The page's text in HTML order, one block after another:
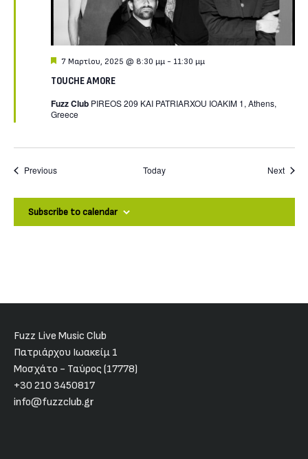
TOUCHE AMORE
Featured
7 Μαρτίου, 2025 @ 8:30 μμ- 11:30 μμ
Fuzz Club PIREOS 209 KAI PATRIARXOU IOAKIM 1, Athens,
Greece
PreviousEvents Today Next
Subscribe to calendar
Fuzz Live Music Club
Πατριάρχου Ιωακείμ 1
Μοσχάτο - Ταύρος (17778)
+30 210 3450817
info@fuzzclub.gr